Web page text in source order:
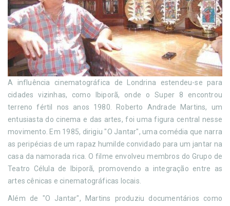
A influência cinematográfica de Londrina estendeu-se para
cidades vizinhas, como Ibiporã, onde o Super 8 encontrou
terreno fértil nos anos 1980. Roberto Andrade Martins, um
entusiasta do cinema e das artes, foi uma figura central nesse
movimento. Em 1985, dirigiu "O Jantar", uma comédia que narra
as peripécias de um rapaz humilde convidado para um jantar na
casa da namorada rica. O filme envolveu membros do Grupo de
Teatro Célula de Ibiporã, promovendo a integração entre as
artes cênicas e cinematográficas locais.
Além de "O Jantar", Martins produziu documentários como